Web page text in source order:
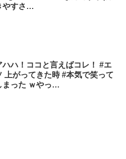
やすさ…
ハハ！ココと言えばコレ！ #エ
上がってきた時 #本気で笑って
まった ｗやっ…